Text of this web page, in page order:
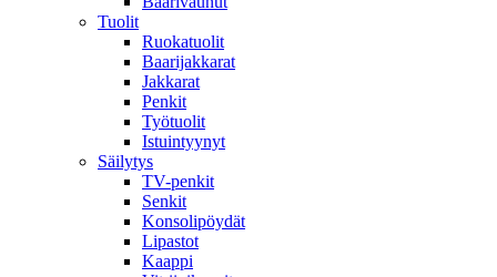
Tuolit
Ruokatuolit
Baarijakkarat
Jakkarat
Penkit
Työtuolit
Istuintyynyt
Säilytys
TV-penkit
Senkit
Konsolipöydät
Lipastot
Kaappi